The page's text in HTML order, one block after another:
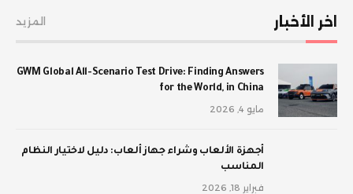
اخر الأخبار المزيد
GWM Global All-Scenario Test Drive: Finding Answers
for the World, in China
مايو 4, 2026
أجهزة الألعاب وشراء جهاز ألعاب: دليل لاختيار النظام
المناسب
فبراير 18, 2026